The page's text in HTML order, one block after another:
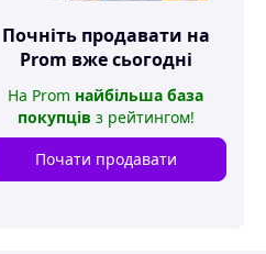
Почніть продавати на
Prom вже сьогодні
На Prom найбільша база
покупців з рейтингом!
Почати продавати